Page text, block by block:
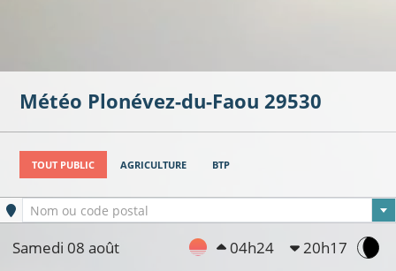
Météo Plonévez-du-Faou 29530
TOUT PUBLIC AGRICULTURE BTP
Ville sélectionnée
Nom ou code postal
Samedi 08 août 04h24 20h17